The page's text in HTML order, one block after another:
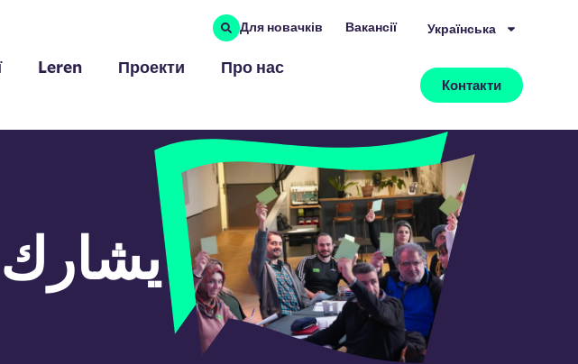
Для новачків Вакансії Українська
Leren Проекти
Про нас
Контакти